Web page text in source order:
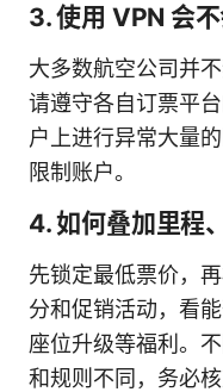
3. 使用 VPN 会
大多数航空公司并
请遵守各自订票平
户上进行异常大量
限制账户。
4. 如何叠加里程
先锁定最低票价，
分和促销活动，看
座位升级等福利。
和规则不同，务必核